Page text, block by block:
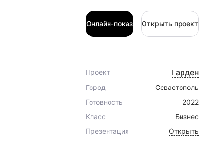
Онлайн‑показ
Онлайн‑показ
Открыть проект
Открыть проект
Проект Гарден
Город
Севастополь
Готовность
2022
Класс
Бизнес
Презентация
Открыть